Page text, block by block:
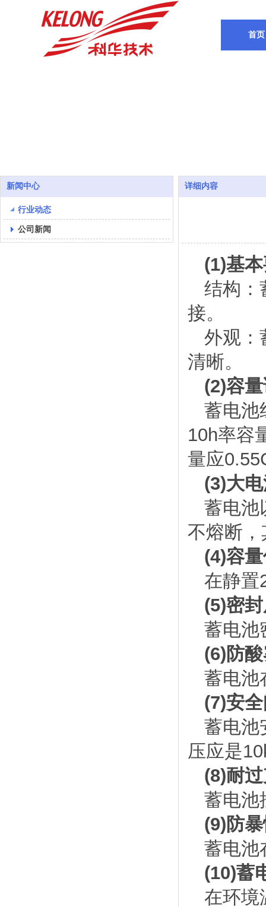
首页
新闻中心
行业动态
公司新闻
详细内容
(1)基
结构：
接。
外观：
清晰。
(2)容
蓄电池
10h率容
量应
(3)大
蓄电池
不熔断
(4)容
在静置
(5)密
蓄电池
(6)防
蓄电池
(7)安
蓄电池
压应是
(8)耐
蓄电池
(9)防
蓄电池
(10)蓄
在环境